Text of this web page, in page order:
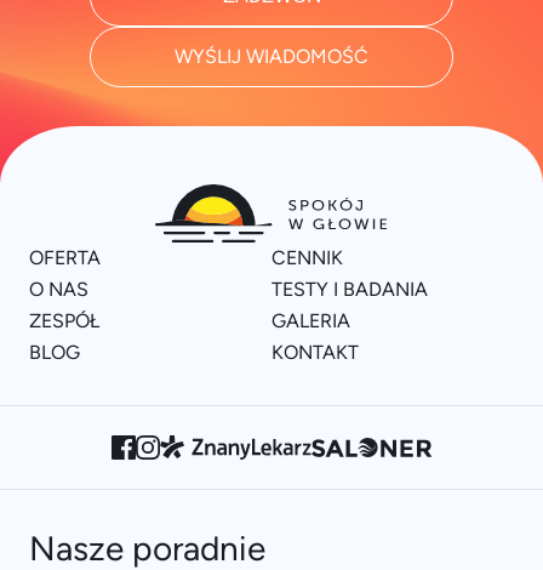
WYŚLIJ WIADOMOŚĆ
OFERTA
CENNIK
O NAS
TESTY I BADANIA
ZESPÓŁ
GALERIA
BLOG
KONTAKT
Nasze poradnie